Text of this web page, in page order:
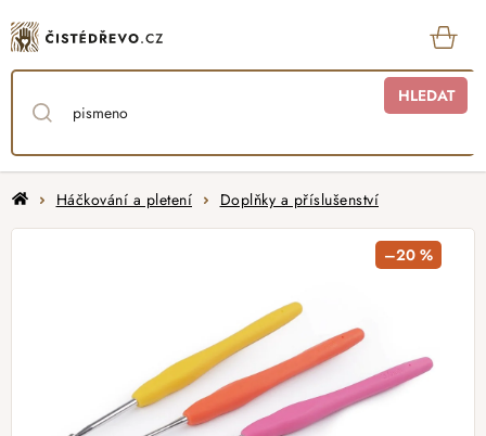
na
obsah
HLEDAT
DomůHáčkování a pletení Doplňky a příslušenství
–20 %